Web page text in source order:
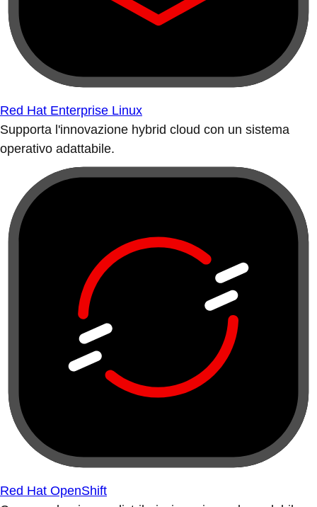
Red Hat Enterprise Linux
Supporta l'innovazione hybrid cloud con un sistema
operativo adattabile.
Red Hat OpenShift